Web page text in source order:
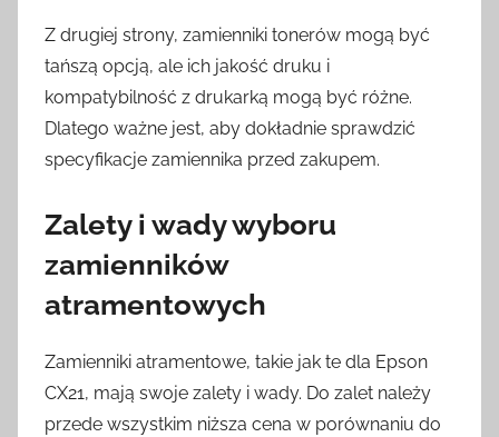
Z drugiej strony, zamienniki tonerów mogą być
tańszą opcją, ale ich jakość druku i
kompatybilność z drukarką mogą być różne.
Dlatego ważne jest, aby dokładnie sprawdzić
specyfikacje zamiennika przed zakupem.
Zalety i wady wyboru
zamienników
atramentowych
Zamienniki atramentowe, takie jak te dla Epson
CX21, mają swoje zalety i wady. Do zalet należy
przede wszystkim niższa cena w porównaniu do